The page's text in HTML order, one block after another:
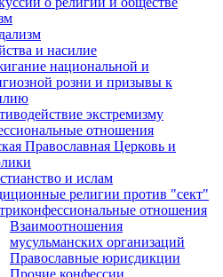
и насилие
национальной и
розни и призывы к
экстремизму
отношения
Православная Церковь и
и ислам
религии против "сект"
отношения
Взаимоотношения
мусульманских организаций
Православные юрисдикции